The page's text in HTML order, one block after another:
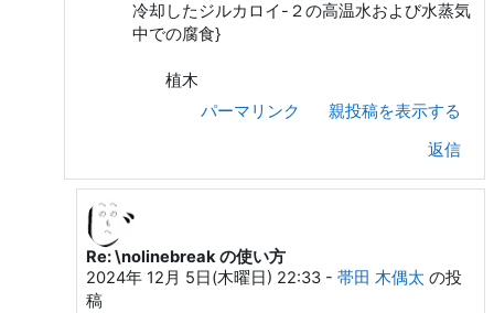
冷却したジルカロイ-２の高温水および水蒸気
中での腐食}
植木
パーマリンク
親投稿を表示する
返信
ueki ichiro への返信
Re: \nolinebreak の使い方
2024年 12月 5日(木曜日) 22:33 - 帯田 木偶太 の投
稿